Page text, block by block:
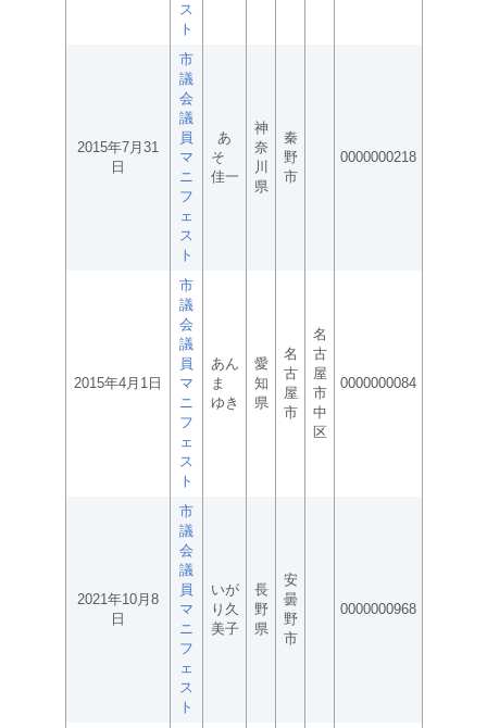
ス
ト
2015年7月31
日
市
議
会
議
員
マ
ニ
フ
ェ
ス
ト
あ
そ
佳一
神
奈
川
県
秦
野
市
0000000218
2015年4月1日
市
議
会
議
員
マ
ニ
フ
ェ
ス
ト
あん
ま
ゆき
愛
知
県
名
古
屋
市
名
古
屋
市
中
区
0000000084
2021年10月8
日
市
議
会
議
員
マ
ニ
フ
ェ
ス
ト
いが
り久
美子
長
野
県
安
曇
野
市
0000000968